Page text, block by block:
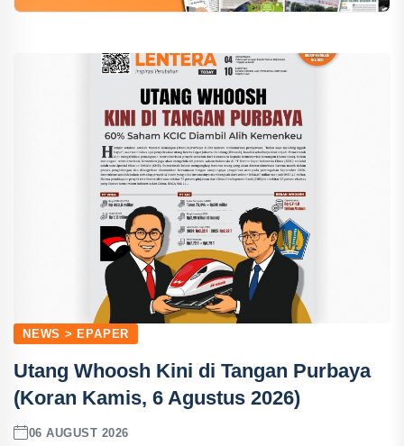
NEWS > EPAPER
Utang Whoosh Kini di Tangan Purbaya
(Koran Kamis, 6 Agustus 2026)
06 AUGUST 2026